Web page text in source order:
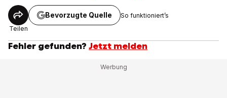
Teilen
Bevorzugte Quelle So funktioniert’s
Fehler gefunden? Jetzt melden